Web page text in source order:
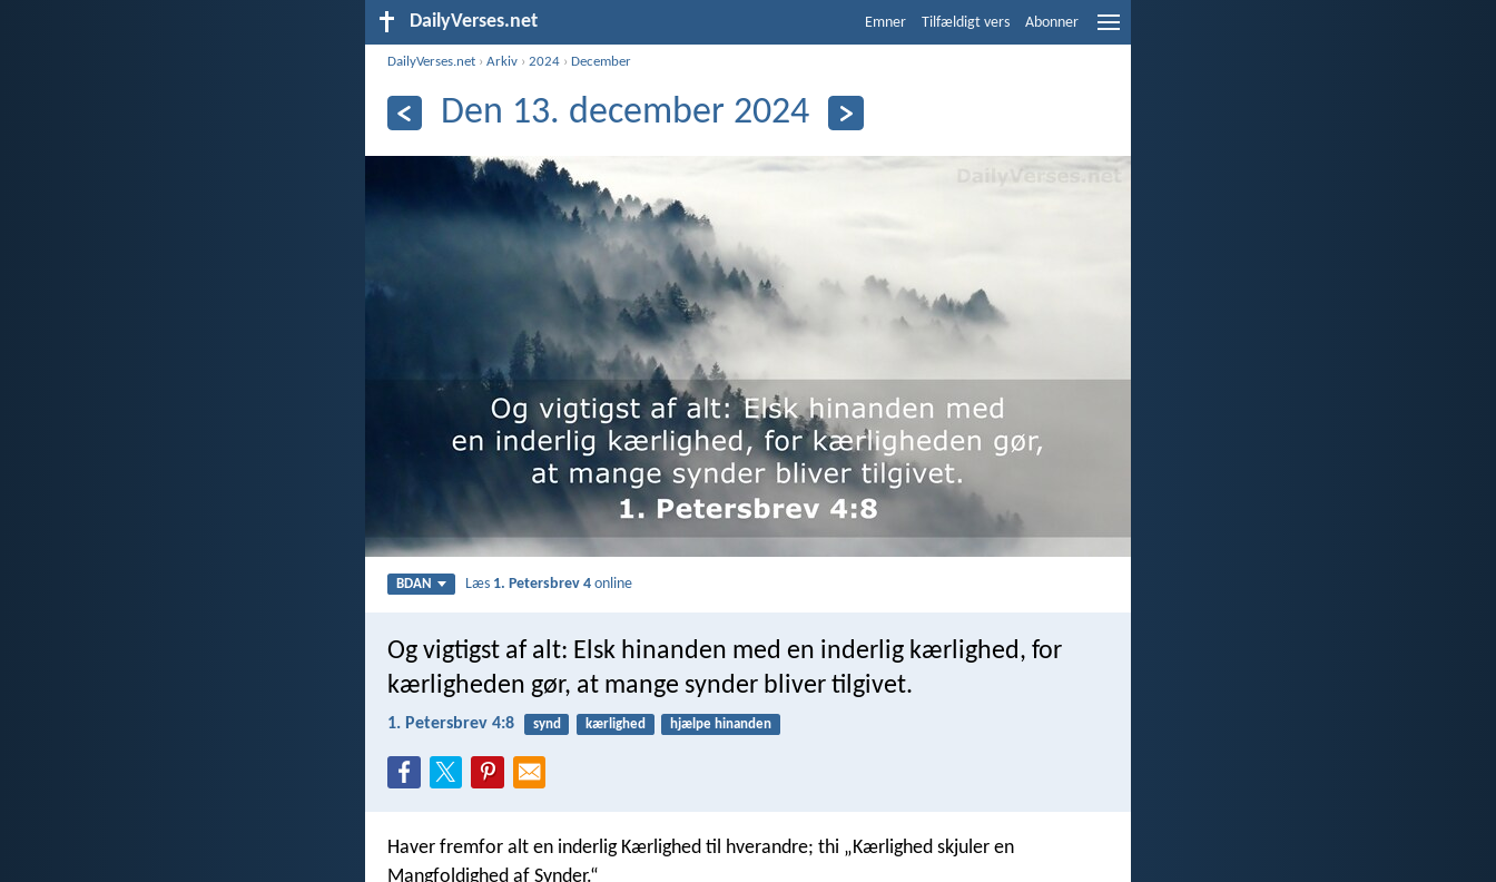
DailyVerses.net Emner Tilfældigt vers Abonner
DailyVerses.net ›Arkiv ›2024 ›December
Den 13. december 2024
BDAN Læs 1. Petersbrev 4 online
Og vigtigst af alt: Elsk hinanden med en inderlig kærlighed, for
kærligheden gør, at mange synder bliver tilgivet.
1. Petersbrev 4:8 synd kærlighed hjælpe hinanden
Haver fremfor alt en inderlig Kærlighed til hverandre; thi „Kærlighed skjuler en
Mangfoldighed af Synder.“